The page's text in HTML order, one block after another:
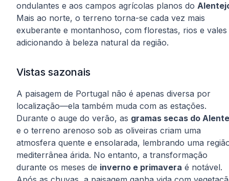
ondulantes e aos campos agrícolas planos do
Mais ao norte, o terreno torna-se cada vez mais
exuberante e montanhoso, com florestas, rios e vales
adicionando à beleza natural da região.
Vistas sazonais
A paisagem de Portugal não é apenas diversa por
localização—ela também muda com as estações.
Durante o auge do verão, as gramas secas do
e o terreno arenoso sob as oliveiras criam uma
atmosfera quente e ensolarada, lembrando uma
mediterrânea árida. No entanto, a transformação
durante os meses de inverno e primavera é notável.